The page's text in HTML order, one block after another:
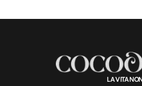
LA VITA